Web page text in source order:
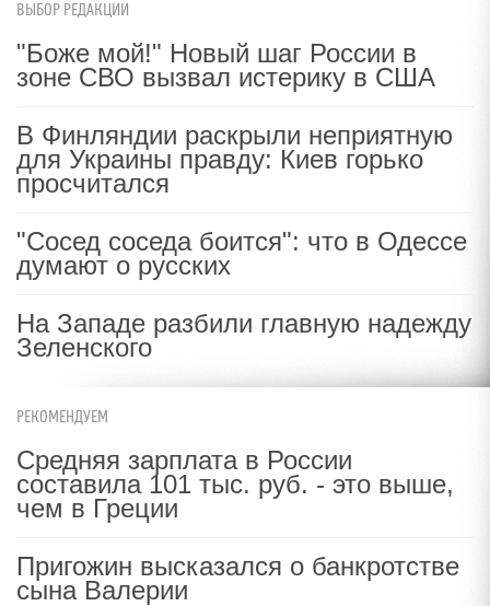
ВЫБОР РЕДАКЦИИ
"Боже мой!" Новый шаг России в
зоне СВО вызвал истерику в США
В Финляндии раскрыли неприятную
для Украины правду: Киев горько
просчитался
"Сосед соседа боится": что в Одессе
думают о русских
На Западе разбили главную надежду
Зеленского
РЕКОМЕНДУЕМ
Средняя зарплата в России
составила 101 тыс. руб. - это выше,
чем в Греции
Пригожин высказался о банкротстве
сына Валерии